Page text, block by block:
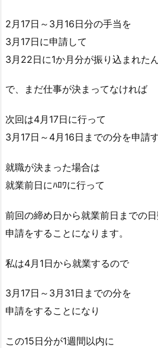
2月17日～3月16日分の手当を
3月17日に申請して
3月22日に1か月分が振り込まれたん
で、まだ仕事が決まってなければ
次回は4月17日に行って
3月17日～4月16日までの分を申請
就職が決まった場合は
就業前日にﾊﾛﾜに行って
前回の締め日から就業前日までの
申請をすることになります。
私は4月1日から就業するので
3月17日～3月31日までの分を
申請をすることになり
この15日分が1週間以内に